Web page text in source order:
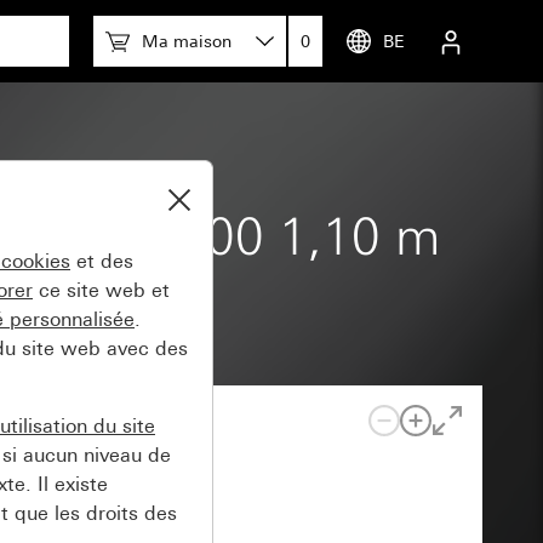
Ma maison 0 BE
3000 1,10 m
et des
ce site web et
.
site web avec des
du site
aucun niveau de
Il existe
que les droits des